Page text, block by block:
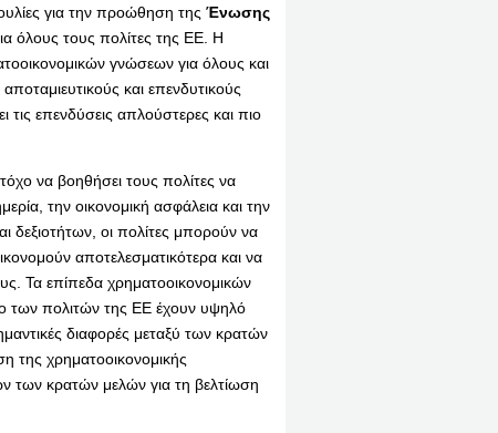
για την προώθηση της Ένωσης
όλους τους πολίτες της ΕΕ. Η
γνώσεων για όλους και
και επενδυτικούς
επενδύσεις απλούστερες και πιο
να βοηθήσει τους πολίτες να
την οικονομική ασφάλεια και την
οι πολίτες μπορούν να
αποτελεσματικότερα και να
Τα επίπεδα χρηματοοικονομικών
των πολιτών της ΕΕ έχουν υψηλό
διαφορές μεταξύ των κρατών
της χρηματοοικονομικής
των κρατών μελών για τη βελτίωση